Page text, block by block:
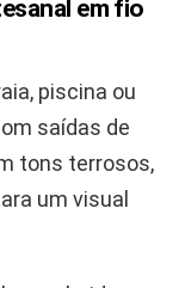
em fio
piscina ou
saídas de
tons terrosos,
um visual